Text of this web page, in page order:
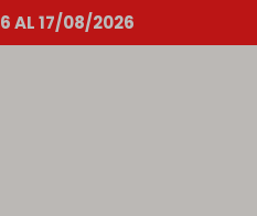
AL 17/08/2026